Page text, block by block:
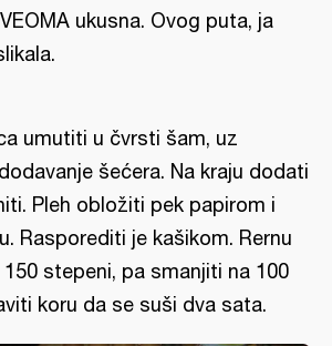
ukusna. Ovog puta, ja
umutiti u čvrsti šam, uz
šećera. Na kraju dodati
Pleh obložiti pek papirom i
Rasporediti je kašikom. Rernu
stepeni, pa smanjiti na 100
koru da se suši dva sata.